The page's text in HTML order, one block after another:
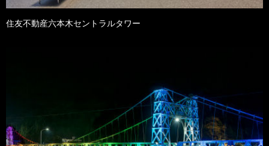
住友不動産六本木セントラルタワー